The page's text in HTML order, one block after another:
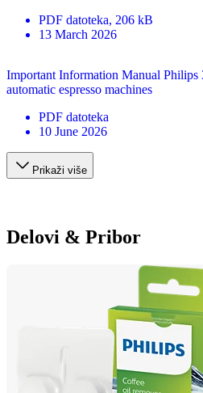
PDF datoteka, 206 kB
13 March 2026
Important Information Manual Philips
automatic espresso machines
PDF datoteka
10 June 2026
Prikaži više
Delovi & Pribor